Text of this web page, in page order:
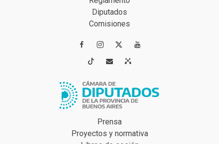
Diputados
Comisiones
 
 
Prensa
Proyectos y normativa